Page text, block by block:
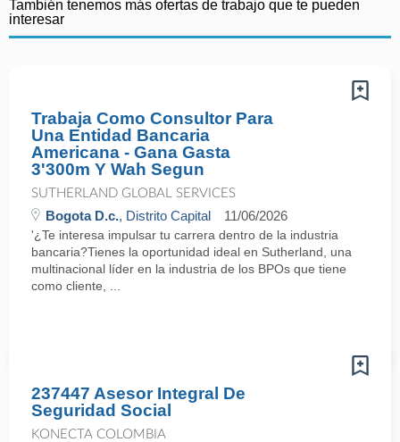
También tenemos más ofertas de trabajo que te pueden
interesar
Trabaja Como Consultor Para
Una Entidad Bancaria
Americana - Gana Gasta
3'300m Y Wah Segun
SUTHERLAND GLOBAL SERVICES
Bogota D.c., Distrito Capital 11/06/2026
'¿Te interesa impulsar tu carrera dentro de la industria
bancaria?Tienes la oportunidad ideal en Sutherland, una
multinacional líder en la industria de los BPOs que tiene
como cliente, ...
237447 Asesor Integral De
Seguridad Social
KONECTA COLOMBIA